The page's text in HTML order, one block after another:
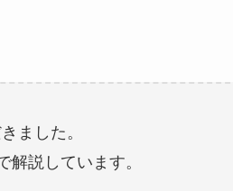
ました。
説しています。